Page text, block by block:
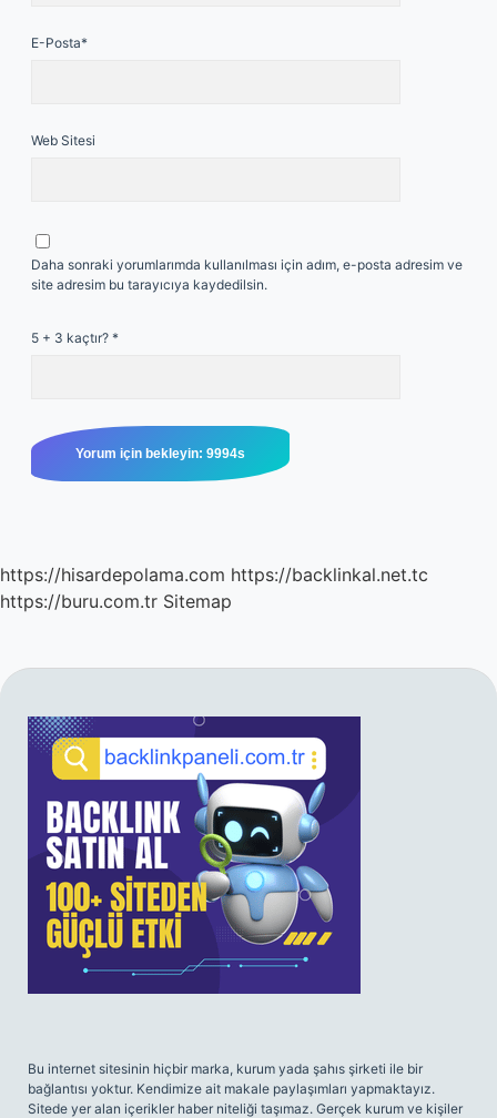
E-Posta*
Web Sitesi
Daha sonraki yorumlarımda kullanılması için adım, e-posta adresim ve
site adresim bu tarayıcıya kaydedilsin.
5 + 3 kaçtır? *
https://hisardepolama.com https://backlinkal.net.tc
https://buru.com.tr Sitemap
SIDEBAR
Bu internet sitesinin hiçbir marka, kurum yada şahıs şirketi ile bir
bağlantısı yoktur. Kendimize ait makale paylaşımları yapmaktayız.
Sitede yer alan içerikler haber niteliği taşımaz. Gerçek kurum ve kişiler